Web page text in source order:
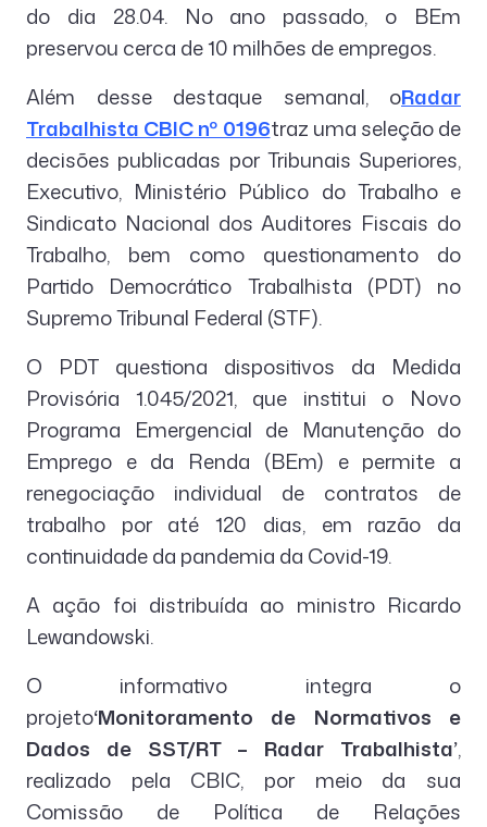
do dia 28.04. No ano passado, o BEm
preservou cerca de 10 milhões de empregos.
Além desse destaque semanal, oRadar
Trabalhista CBIC nº 0196traz uma seleção de
decisões publicadas por Tribunais Superiores,
Executivo, Ministério Público do Trabalho e
Sindicato Nacional dos Auditores Fiscais do
Trabalho, bem como questionamento do
Partido Democrático Trabalhista (PDT) no
Supremo Tribunal Federal (STF).
O PDT questiona dispositivos da Medida
Provisória 1.045/2021, que institui o Novo
Programa Emergencial de Manutenção do
Emprego e da Renda (BEm) e permite a
renegociação individual de contratos de
trabalho por até 120 dias, em razão da
continuidade da pandemia da Covid-19.
A ação foi distribuída ao ministro Ricardo
Lewandowski.
O informativo integra o
projeto‘Monitoramento de Normativos e
Dados de SST/RT – Radar Trabalhista’,
realizado pela CBIC, por meio da sua
Comissão de Política de Relações